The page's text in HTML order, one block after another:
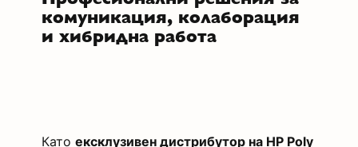
комуникация, колаборация
и хибридна работа
Катоексклузивен дистрибутор на HP Poly